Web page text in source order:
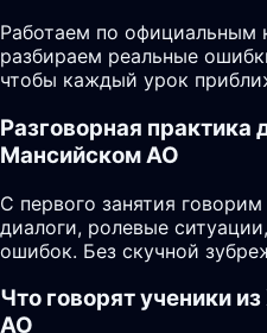
Работаем по
разбираем реальные
чтобы каждый урок
Разговорная практика
Мансийском АО
С первого занятия
диалоги, ролевые
ошибок. Без скучной
Что говорят ученики
АО